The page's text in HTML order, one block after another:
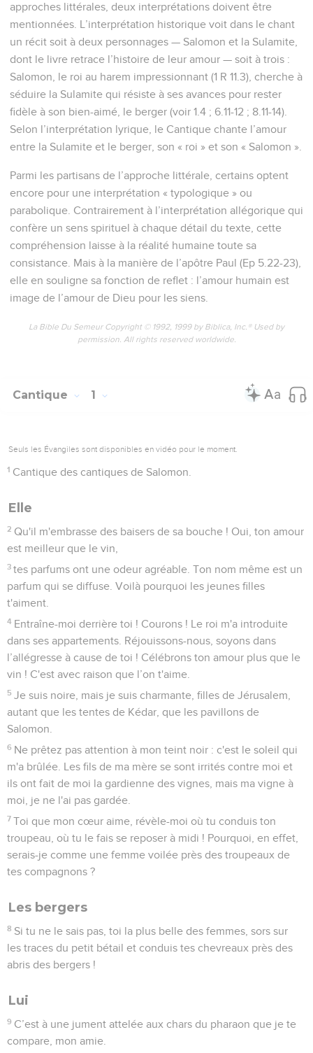
approches littérales, deux interprétations doivent être
mentionnées. L’interprétation historique voit dans le chant
un récit soit à deux personnages — Salomon et la Sulamite,
dont le livre retrace l’histoire de leur amour — soit à trois :
Salomon, le roi au harem impressionnant (1 R 11.3), cherche à
séduire la Sulamite qui résiste à ses avances pour rester
fidèle à son bien-aimé, le berger (voir 1.4 ; 6.11-12 ; 8.11-14).
Selon l’interprétation lyrique, le Cantique chante l’amour
entre la Sulamite et le berger, son « roi » et son « Salomon ».
Parmi les partisans de l’approche littérale, certains optent
encore pour une interprétation « typologique » ou
parabolique. Contrairement à l’interprétation allégorique qui
confère un sens spirituel à chaque détail du texte, cette
compréhension laisse à la réalité humaine toute sa
consistance. Mais à la manière de l’apôtre Paul (Ep 5.22-23),
elle en souligne sa fonction de reflet : l’amour humain est
image de l’amour de Dieu pour les siens.
La Bible Du Semeur Copyright © 1992, 1999 by Biblica, Inc.® Used by
permission. All rights reserved worldwide.
Cantique 1
Seuls les Évangiles sont disponibles en vidéo pour le moment.
1 Cantique des cantiques de Salomon.
Elle
2 Qu'il m'embrasse des baisers de sa bouche ! Oui, ton amour
est meilleur que le vin,
3 tes parfums ont une odeur agréable. Ton nom même est un
parfum qui se diffuse. Voilà pourquoi les jeunes filles
t'aiment.
4 Entraîne-moi derrière toi ! Courons ! Le roi m'a introduite
dans ses appartements. Réjouissons-nous, soyons dans
l’allégresse à cause de toi ! Célébrons ton amour plus que le
vin ! C'est avec raison que l’on t'aime.
5 Je suis noire, mais je suis charmante, filles de Jérusalem,
autant que les tentes de Kédar, que les pavillons de
Salomon.
6 Ne prêtez pas attention à mon teint noir : c'est le soleil qui
m'a brûlée. Les fils de ma mère se sont irrités contre moi et
ils ont fait de moi la gardienne des vignes, mais ma vigne à
moi, je ne l'ai pas gardée.
7 Toi que mon cœur aime, révèle-moi où tu conduis ton
troupeau, où tu le fais se reposer à midi ! Pourquoi, en effet,
serais-je comme une femme voilée près des troupeaux de
tes compagnons ?
Les bergers
8 Si tu ne le sais pas, toi la plus belle des femmes, sors sur
les traces du petit bétail et conduis tes chevreaux près des
abris des bergers !
Lui
9 C’est à une jument attelée aux chars du pharaon que je te
compare, mon amie.